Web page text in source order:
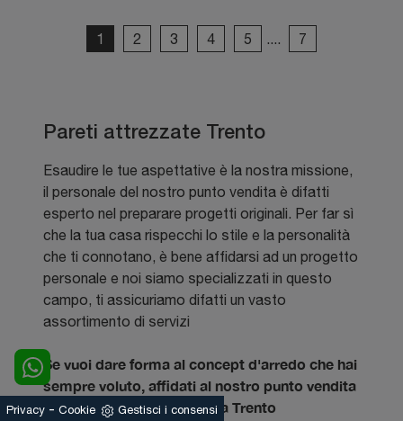
1 2 3 4 5 .... 7
Pareti attrezzate Trento
Esaudire le tue aspettative è la nostra missione,
il personale del nostro punto vendita è difatti
esperto nel preparare progetti originali. Per far sì
che la tua casa rispecchi lo stile e la personalità
che ti connotano, è bene affidarsi ad un progetto
personale e noi siamo specializzati in questo
campo, ti assicuriamo difatti un vasto
assortimento di servizi
Se vuoi dare forma al concept d'arredo che hai
sempre voluto, affidati al nostro punto vendita
di Pareti Attrezzate vicino a Trento
Privacy - Cookie Gestisci i consensi